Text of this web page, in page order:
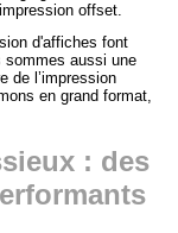
offset.
d'affiches font
sommes aussi une
de l’impression
en grand format,
: des